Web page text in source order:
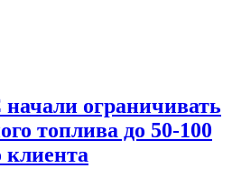
ограничивать
топлива до 50-100
клиента